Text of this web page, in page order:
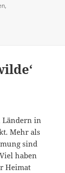
,
Lib e. V.
Ländern in
Mehr als
sind
haben
Heimat